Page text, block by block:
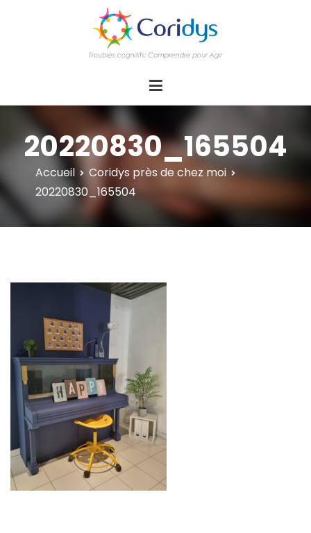
d'actions Information Accompagnement
Innovation/E­xpertise Formations autour des
troubles cognitifs dys ou acquis
20220830_165504
Accueil
Coridys près de chez moi
20220830_165504